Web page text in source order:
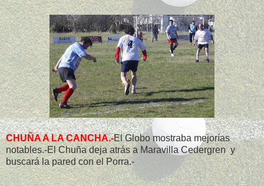
CHUÑA A LA CANCHA.-El Globo mostraba mejorías
notables.-El Chuña deja atrás a Maravilla Cedergren y
buscará la pared con el Porra.-